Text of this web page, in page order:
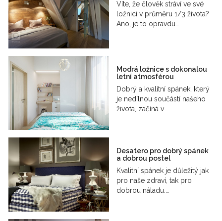
Víte, že člověk stráví ve své
ložnici v průměru 1/3 života?
Ano, je to opravdu…
Modrá ložnice s dokonalou
letní atmosférou
Dobrý a kvalitní spánek, který
je nedílnou součástí našeho
života, začíná v…
Desatero pro dobrý spánek
a dobrou postel
Kvalitní spánek je důležitý jak
pro naše zdraví, tak pro
dobrou náladu.…